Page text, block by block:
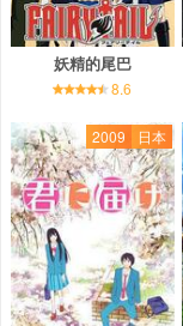
妖精的尾巴
8.6
2009 日本